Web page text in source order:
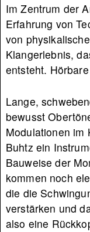
Im Zentrum der
Erfahrung von
von
Klangerlebnis,
entsteht.
Lange,
bewusst
Modulationen im
Buhtz ein
Bauweise der
kommen noch
die die
verstärken und
also eine